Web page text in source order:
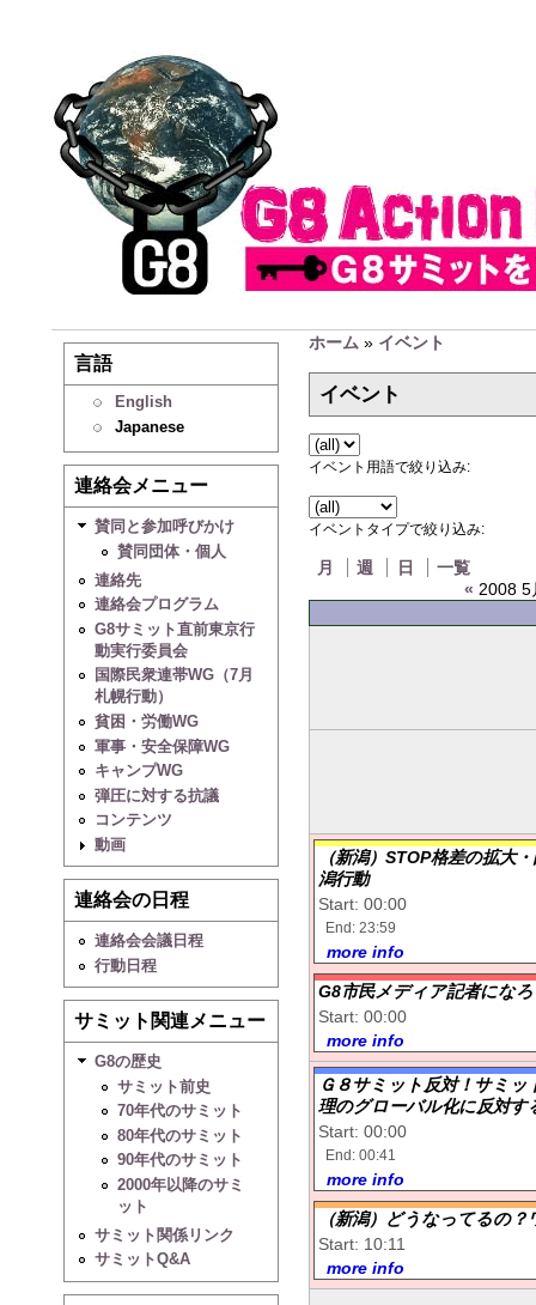
言語
English
Japanese
連絡会メニュー
賛同と参加呼びかけ
賛同団体・個人
連絡先
連絡会プログラム
G8サミット直前東京行
動実行委員会
国際民衆連帯WG（7月
札幌行動）
貧困・労働WG
軍事・安全保障WG
キャンプWG
弾圧に対する抗議
コンテンツ
動画
連絡会の日程
連絡会会議日程
行動日程
サミット関連メニュー
G8の歴史
サミット前史
70年代のサミット
80年代のサミット
90年代のサミット
2000年以降のサミ
ット
サミット関係リンク
サミットQ&A
ホーム » イベント
イベント
イベント用語で絞り込み:
イベントタイプで絞り込み:
月 週 日
一覧
« 2008
（新潟）STOP格差の拡大
潟行動
Start: 00:00
End: 23:59
more info
G8市民メディア記者にな
Start: 00:00
more info
Ｇ８サミット反対！サミ
理のグローバル化に反対す
Start: 00:00
End: 00:41
more info
（新潟）どうなってるの
Start: 10:11
more info